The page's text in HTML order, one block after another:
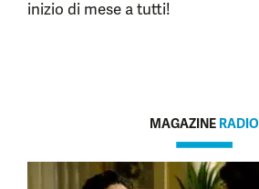
inizio di mese a tutti!
MAGAZINE RADIO